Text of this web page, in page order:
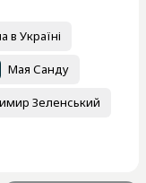
в Україні
Мая Санду
Зеленський